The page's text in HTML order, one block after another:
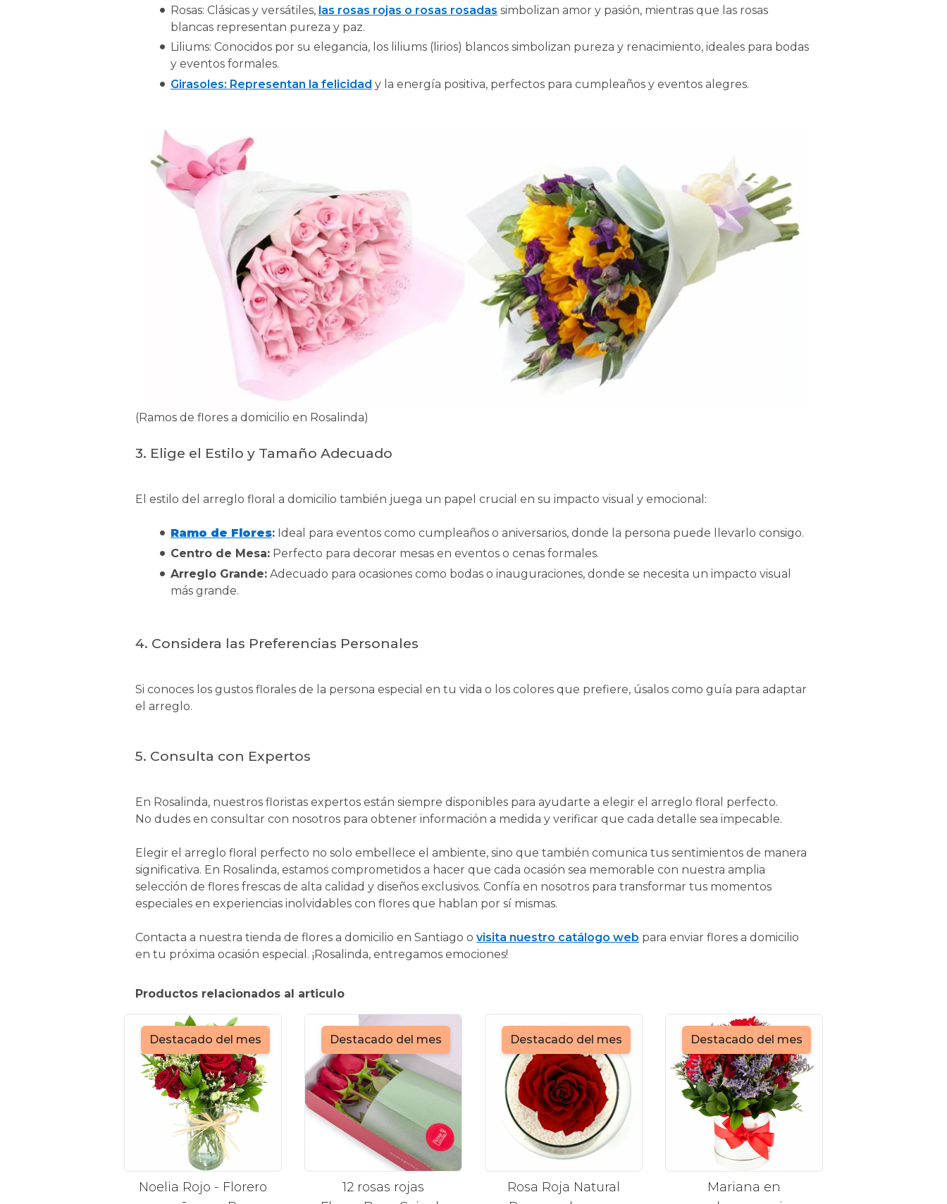
Rosas: Clásicas y versátiles, las rosas rojas o rosas rosadas simbolizan amor y pasión, mientras que las rosas
blancas representan pureza y paz.
Liliums: Conocidos por su elegancia, los liliums (lirios) blancos simbolizan pureza y renacimiento, ideales para bodas
y eventos formales.
Girasoles: Representan la felicidad y la energía positiva, perfectos para cumpleaños y eventos alegres.
(Ramos de flores a domicilio en Rosalinda)
3. Elige el Estilo y Tamaño Adecuado
El estilo del arreglo floral a domicilio también juega un papel crucial en su impacto visual y emocional:
Ramo de Flores: Ideal para eventos como cumpleaños o aniversarios, donde la persona puede llevarlo consigo.
Centro de Mesa: Perfecto para decorar mesas en eventos o cenas formales.
Arreglo Grande: Adecuado para ocasiones como bodas o inauguraciones, donde se necesita un impacto visual
más grande.
4. Considera las Preferencias Personales
Si conoces los gustos florales de la persona especial en tu vida o los colores que prefiere, úsalos como guía para adaptar
el arreglo.
5. Consulta con Expertos
En Rosalinda, nuestros floristas expertos están siempre disponibles para ayudarte a elegir el arreglo floral perfecto.
No dudes en consultar con nosotros para obtener información a medida y verificar que cada detalle sea impecable.
Elegir el arreglo floral perfecto no solo embellece el ambiente, sino que también comunica tus sentimientos de manera
significativa. En Rosalinda, estamos comprometidos a hacer que cada ocasión sea memorable con nuestra amplia
selección de flores frescas de alta calidad y diseños exclusivos. Confía en nosotros para transformar tus momentos
especiales en experiencias inolvidables con flores que hablan por sí mismas.
Contacta a nuestra tienda de flores a domicilio en Santiago o visita nuestro catálogo web para enviar flores a domicilio
en tu próxima ocasión especial. ¡Rosalinda, entregamos emociones!
Productos relacionados al articulo
Destacado del mes
Noelia Rojo - Florero
Destacado del mes
12 rosas rojas
Destacado del mes
Rosa Roja Natural
Destacado del mes
Mariana en